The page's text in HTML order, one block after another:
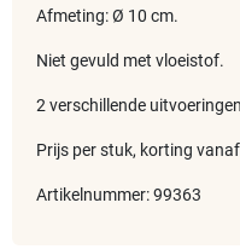
Afmeting: Ø 10 cm.
Niet gevuld met vloeistof.
2 verschillende
Prijs per stuk, korting
Artikelnummer: 99363